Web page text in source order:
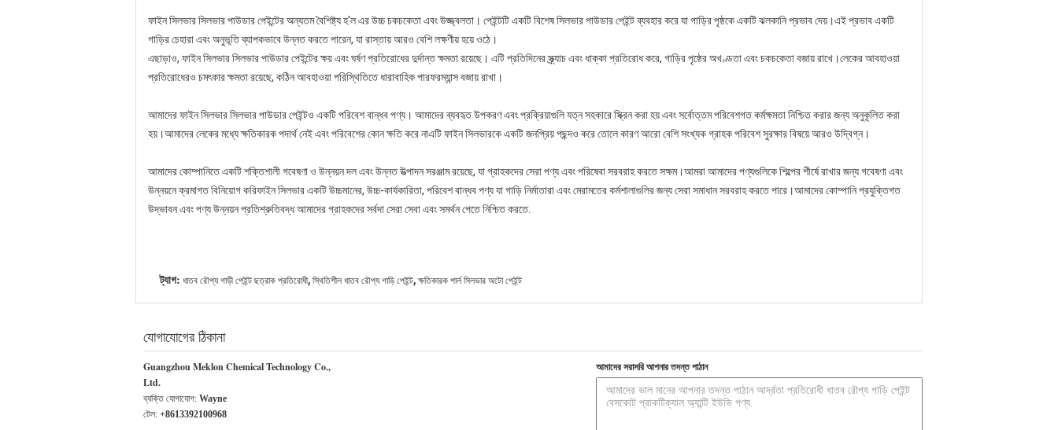
ফাইন সিলভার সিলভার পাউডার পেইন্টের অন্যতম বৈশিষ্ট্য হ'ল এর উচ্চ চকচকেতা এবং উজ্জ্বলতা। পেইন্টটি একটি বিশেষ সিলভার পাউডার পেইন্ট ব্যবহার করে যা গাড়ির পৃষ্ঠকে একটি ঝলকানি প্রভাব দেয়।এই প্রভাব একটি
গাড়ির চেহারা এবং অনুভূতি ব্যাপকভাবে উন্নত করতে পারেন, যা রাস্তায় আরও বেশি লক্ষণীয় হয়ে ওঠে।
এছাড়াও, ফাইন সিলভার সিলভার পাউডার পেইন্টের ক্ষয় এবং ঘর্ষণ প্রতিরোধের দুর্দান্ত ক্ষমতা রয়েছে। এটি প্রতিদিনের স্ক্র্যাচ এবং ধাক্কা প্রতিরোধ করে, গাড়ির পৃষ্ঠের অখণ্ডতা এবং চকচকেতা বজায় রাখে।লেকের আবহাওয়া
প্রতিরোধেরও চমৎকার ক্ষমতা রয়েছে, কঠিন আবহাওয়া পরিস্থিতিতে ধারাবাহিক পারফরম্যান্স বজায় রাখা।
আমাদের ফাইন সিলভার সিলভার পাউডার পেইন্টও একটি পরিবেশ বান্ধব পণ্য। আমাদের ব্যবহৃত উপকরণ এবং প্রক্রিয়াগুলি যত্ন সহকারে স্ক্রিন করা হয় এবং সর্বোত্তম পরিবেশগত কর্মক্ষমতা নিশ্চিত করার জন্য অনুকূলিত করা
হয়।আমাদের লেকের মধ্যে ক্ষতিকারক পদার্থ নেই এবং পরিবেশের কোন ক্ষতি করে নাএটি ফাইন সিলভারকে একটি জনপ্রিয় পছন্দও করে তোলে কারণ আরো বেশি সংখ্যক গ্রাহক পরিবেশ সুরক্ষার বিষয়ে আরও উদ্বিগ্ন।
আমাদের কোম্পানিতে একটি শক্তিশালী গবেষণা ও উন্নয়ন দল এবং উন্নত উত্পাদন সরঞ্জাম রয়েছে, যা গ্রাহকদের সেরা পণ্য এবং পরিষেবা সরবরাহ করতে সক্ষম।আমরা আমাদের পণ্যগুলিকে শিল্পের শীর্ষে রাখার জন্য গবেষণা এবং
উন্নয়নে ক্রমাগত বিনিয়োগ করিফাইন সিলভার একটি উচ্চমানের, উচ্চ-কার্যকারিতা, পরিবেশ বান্ধব পণ্য যা গাড়ি নির্মাতারা এবং মেরামতের কর্মশালাগুলির জন্য সেরা সমাধান সরবরাহ করতে পারে।আমাদের কোম্পানি প্রযুক্তিগত
উদ্ভাবন এবং পণ্য উন্নয়ন প্রতিশ্রুতিবদ্ধ আমাদের গ্রাহকদের সর্বদা সেরা সেবা এবং সমর্থন পেতে নিশ্চিত করতে.
ট্যাগ: ধাতব রৌপ্য গাড়ী পেইন্ট ছত্রাক প্রতিরোধী, স্থিতিশীল ধাতব রৌপ্য গাড়ি পেইন্ট, ক্ষতিকারক পার্ল সিলভার অটো পেইন্ট
যোগাযোগের ঠিকানা
Guangzhou Meklon Chemical Technology Co.,
Ltd.
ব্যক্তি যোগাযোগ: Wayne
টেল: +8613392100968
আমাদের সরাসরি আপনার তদন্ত পাঠান